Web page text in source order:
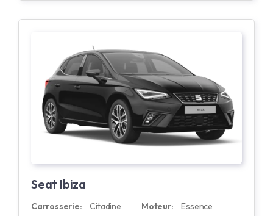
Seat Ibiza
Carrosserie:
Citadine
Moteur:
Essence